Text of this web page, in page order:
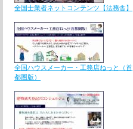
全国士業者ネットコンテンツ【法務舎】
全国ハウスメーカー・工務店ねっと（首
都圏版）